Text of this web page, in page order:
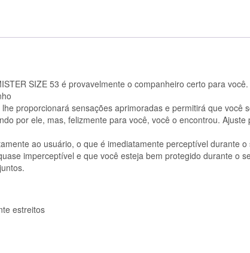
SIZE 53 é provavelmente o companheiro certo para
proporcionará sensações aprimoradas e permitirá que você
por ele, mas, felizmente para você, você o encontrou. Ajuste
ao usuário, o que é imediatamente perceptível durante o
imperceptível e que você esteja bem protegido durante o
estreitos